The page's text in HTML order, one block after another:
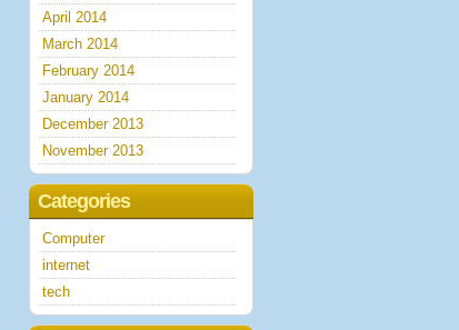
April 2014
March 2014
February 2014
January 2014
December 2013
November 2013
Categories
Computer
internet
tech